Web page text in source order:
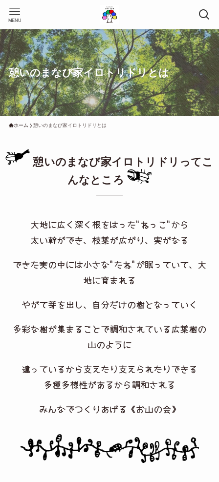
MENU
憩いのまなび家イロトリドリとは
ホーム 憩いのまなび家イロトリドリとは
憩いのまなび家イロトリドリってこ
んなところ
大地に広く深く根をはった＂ねっこ＂から
太い幹ができ、枝葉が広がり、実がなる
できた実の中には小さな＂たね＂が眠っていて、大
地に育まれる
やがて芽を出し、自分だけの樹となっていく
多彩な樹が集まることで調和されている広葉樹の
山のように
違っているから支えたり支えられたりできる
多種多様性があるから調和される
みんなでつくりあげる《お山の会》